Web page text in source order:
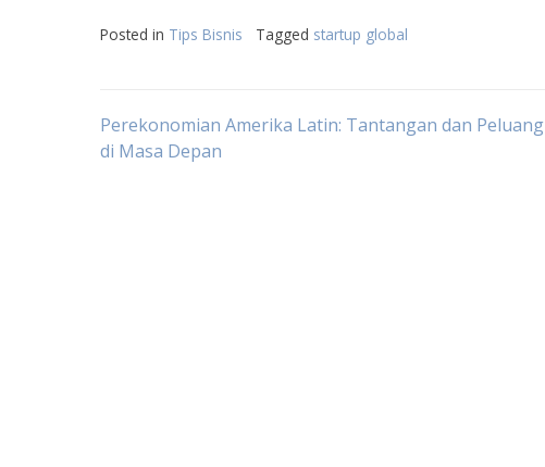
Posted in Tips Bisnis Tagged startup global
Post
Perekonomian Amerika Latin: Tantangan dan Peluang
di Masa Depan